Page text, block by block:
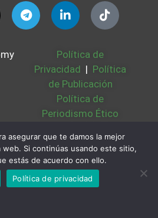
Política de
Privacidad | Política
de Publicación
Política de
Periodismo Ético
Bases Legales |
Partners | Sobre
Nosotros
asegurar que te damos la mejor
Si continúas usando este sitio,
estás de acuerdo con ello.
Política de privacidad